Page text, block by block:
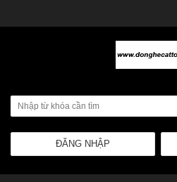
ĐĂNG NHẬP